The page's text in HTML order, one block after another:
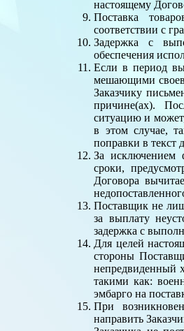
настоящему
Поставка
соответствии с
Задержка с
обеспечения
Если в период
мешающими
Заказчику
причине(ах).
ситуацию и
в этом случае,
поправки в текст
За исключением
сроки,
Договора
Поставщик не
за выплату
задержка с
Для целей
стороны
непредвиденный
такими как:
эмбарго на
При
направить